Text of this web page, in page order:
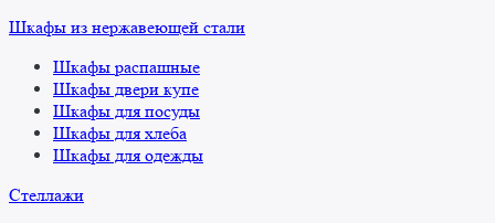
Шкафы из нержавеющей стали
Шкафы распашные
Шкафы двери купе
Шкафы для посуды
Шкафы для хлеба
Шкафы для одежды
Стеллажи